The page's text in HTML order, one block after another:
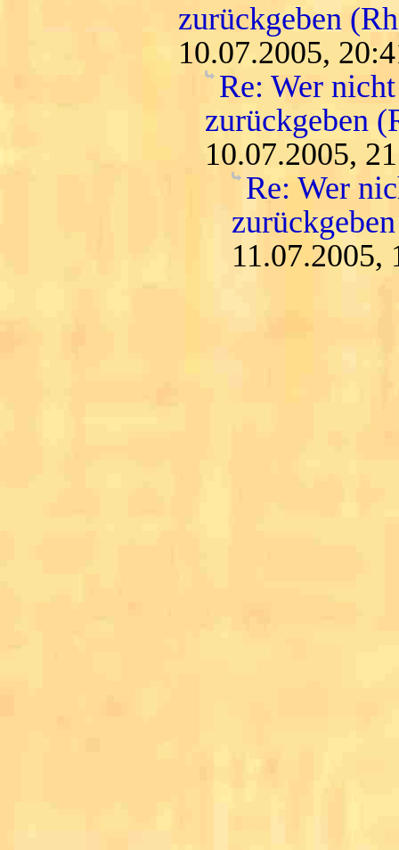
zurückgeben
10.07.2005,
Re: Wer
zurückgeben
10.07.2005,
Re: Wer
11.07.2005,